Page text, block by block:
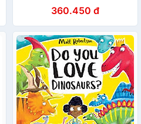
360.450 đ